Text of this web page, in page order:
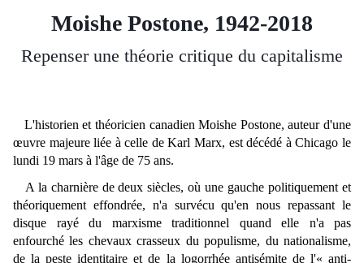
Moishe Postone, 1942-2018
Repenser une théorie critique du capitalisme
L'historien et théoricien canadien Moishe Postone, auteur d'une
œuvre majeure liée à celle de Karl Marx, est décédé à Chicago le
lundi 19 mars à l'âge de 75 ans.
A la charnière de deux siècles, où une gauche politiquement et
théoriquement effondrée, n'a survécu qu'en nous repassant le
disque rayé du marxisme traditionnel quand elle n'a pas
enfourché les chevaux crasseux du populisme, du nationalisme,
de la peste identitaire et de la logorrhée antisémite de l'« anti-